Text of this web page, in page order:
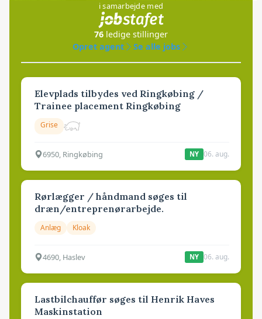
i samarbejde med
76 ledige stillinger
Opret agent
Se alle jobs
Elevplads tilbydes ved Ringkøbing /
Trainee placement Ringkøbing
Grise
6950, Ringkøbing NY 06. aug.
Rørlægger / håndmand søges til
dræn/entreprenørarbejde.
Anlæg Kloak
4690, Haslev NY 06. aug.
Lastbilchauffør søges til Henrik Haves
Maskinstation